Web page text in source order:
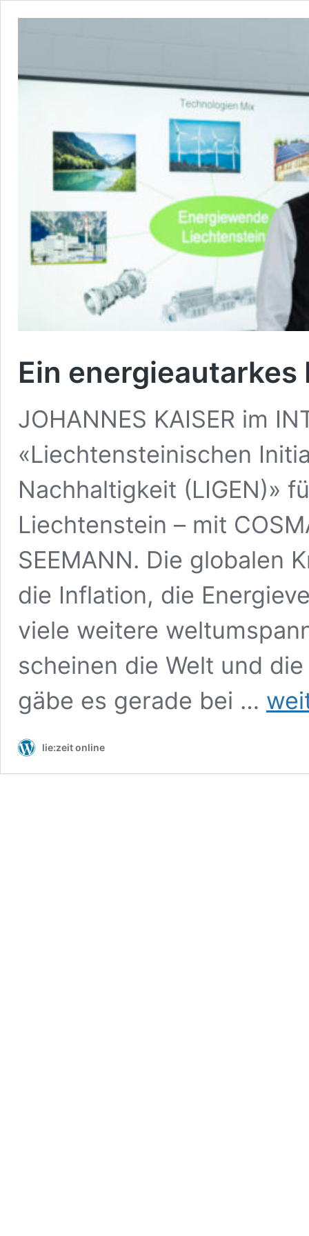
Ein
JOHANNES KAISER im
«Liechtensteinischen
Nachhaltigkeit (LIGEN)»
Liechtenstein – mit
SEEMANN. Die globalen
die Inflation, die
viele weitere
scheinen die Welt und
gäbe es gerade bei …
lie:zeit online